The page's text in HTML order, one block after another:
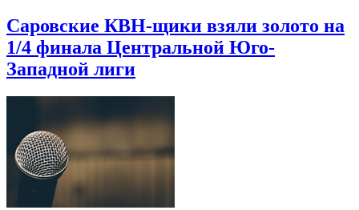
Саровские КВН-щики взяли золото на
1/4 финала Центральной Юго-
Западной лиги